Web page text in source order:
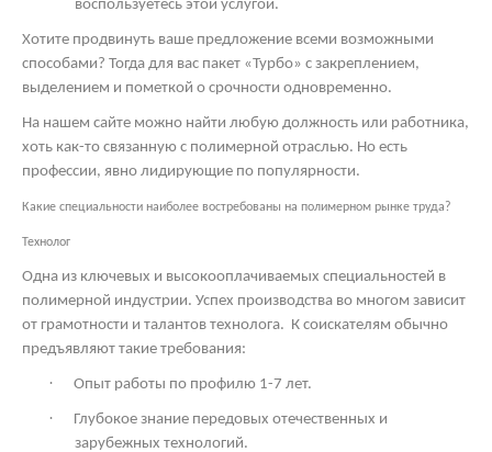
воспользуетесь этой услугой.
Хотите продвинуть ваше предложение всеми возможными
способами? Тогда для вас пакет «Турбо» с закреплением,
выделением и пометкой о срочности одновременно.
На нашем сайте можно найти любую должность или работника,
хоть как-то связанную с полимерной отраслью. Но есть
профессии, явно лидирующие по популярности.
Какие специальности наиболее востребованы на полимерном рынке труда?
Технолог
Одна из ключевых и высокооплачиваемых специальностей в
полимерной индустрии. Успех производства во многом зависит
от грамотности и талантов технолога. К соискателям обычно
предъявляют такие требования:
· Опыт работы по профилю 1-7 лет.
·
Глубокое знание передовых отечественных и
зарубежных технологий.